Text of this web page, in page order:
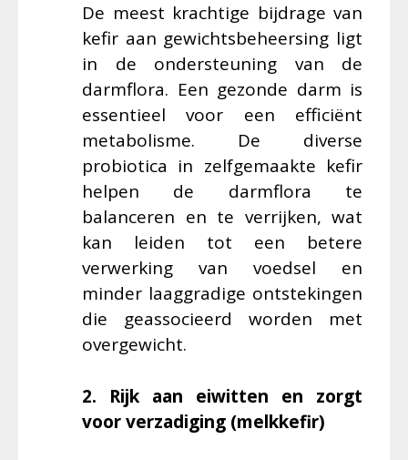
De meest krachtige bijdrage van
kefir aan gewichtsbeheersing ligt
in de ondersteuning van de
darmflora. Een gezonde darm is
essentieel voor een efficiënt
metabolisme. De diverse
probiotica in zelfgemaakte kefir
helpen de darmflora te
balanceren en te verrijken, wat
kan leiden tot een betere
verwerking van voedsel en
minder laaggradige ontstekingen
die geassocieerd worden met
overgewicht.
2. Rijk aan eiwitten en zorgt
voor verzadiging (melkkefir)